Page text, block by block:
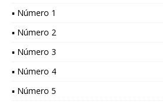
▪ Número 1
▪ Número 2
▪ Número 3
▪ Número 4
▪ Número 5